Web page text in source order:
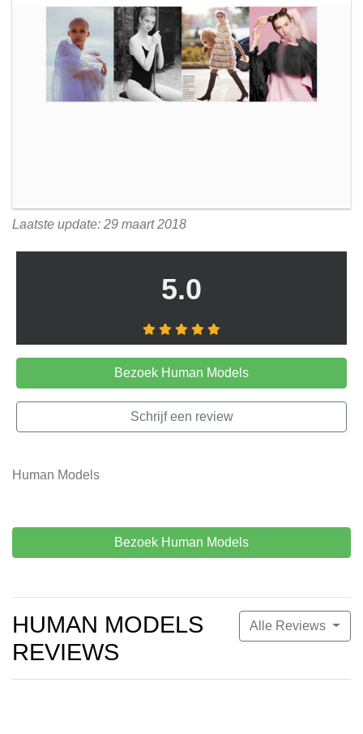
Laatste update: 29 maart 2018
5.0
Bezoek Human Models
Schrijf een review
Human Models
Bezoek Human Models
Alle Reviews
HUMAN MODELS
REVIEWS